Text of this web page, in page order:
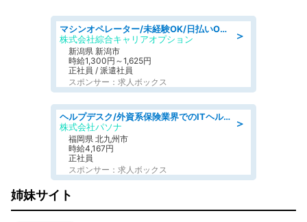
＞
マシンオペレーター/未経験OK/日払いOK/寮費無料/交替制/20・30・40代活躍中
株式会社綜合キャリアオプション
新潟県 新潟市
時給1,300円～1,625円
正社員 / 派遣社員
スポンサー：求人ボックス
＞
ヘルプデスク/外資系保険業界でのITヘルプデスク業務/駅近/即日勤務可/ヘルプデスク
株式会社パソナ
福岡県 北九州市
時給4,167円
正社員
スポンサー：求人ボックス
姉妹サイト